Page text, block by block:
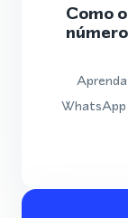
Como
WhatsApp